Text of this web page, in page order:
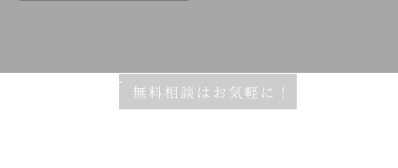
無料相談はお気軽に！